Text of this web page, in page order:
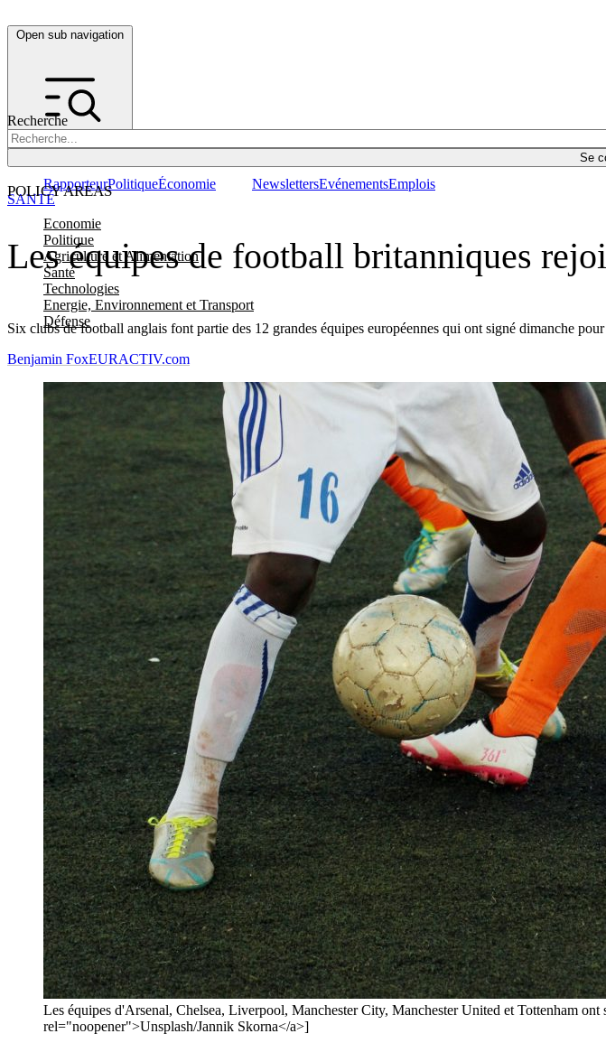
Open sub navigation
Recherche
Se
POLICY AREAS
Economie
Politique
Agriculture et Alimentation
Santé
Technologies
Energie, Environnement et Transport
Défense
RapporteurPolitiqueÉconomie NewslettersEvénementsEmplois
Les équipes de football britanniques
Six clubs de football anglais font partie des 12 grandes équipes européennes qui ont signé dimanche
SANTÉ
Benjamin FoxEURACTIV.com
Les équipes d'Arsenal, Chelsea, Liverpool, Manchester City, Manchester United et Tottenham
rel="noopener">Unsplash/Jannik Skorna</a>]